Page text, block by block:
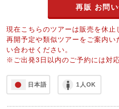
再販 お問
現在こちらのツアーは販売を休止
再開予定や類似ツアーをご案内い
い合わせください。
※ご出発3日以内のご予約には対
日本語 1人OK